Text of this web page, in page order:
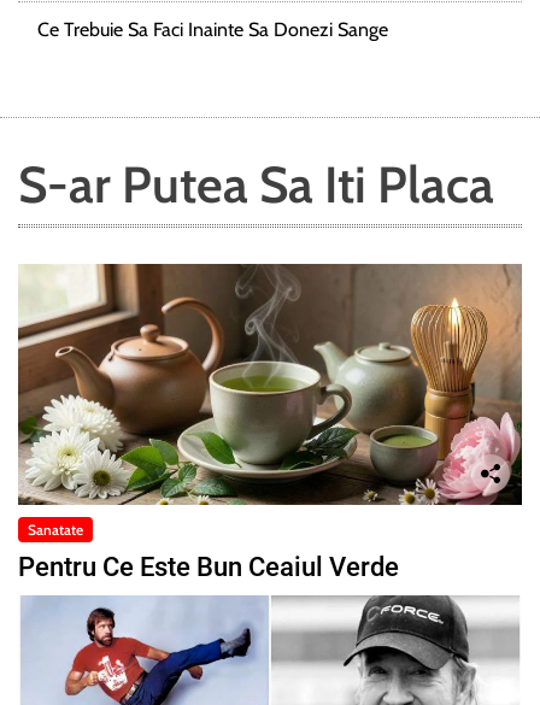
Ce Trebuie Sa Faci Inainte Sa Donezi Sange
S-ar Putea Sa Iti Placa
Sanatate
Pentru Ce Este Bun Ceaiul Verde